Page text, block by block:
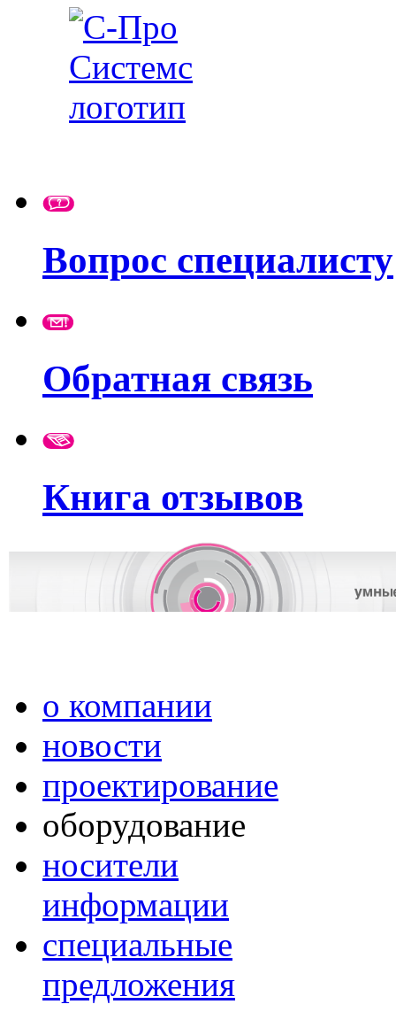
Вопрос специалисту
Обратная связь
Книга отзывов
о компании
новости
проектирование
оборудование
носители
информации
специальные
предложения